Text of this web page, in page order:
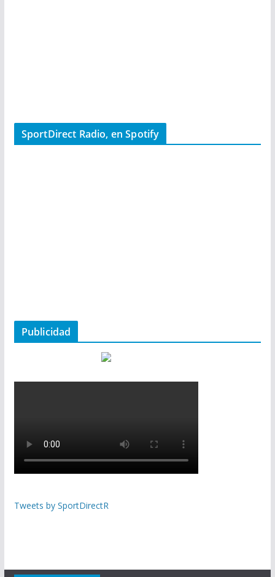
SportDirect Radio, en Spotify
Publicidad
Tweets by SportDirectR